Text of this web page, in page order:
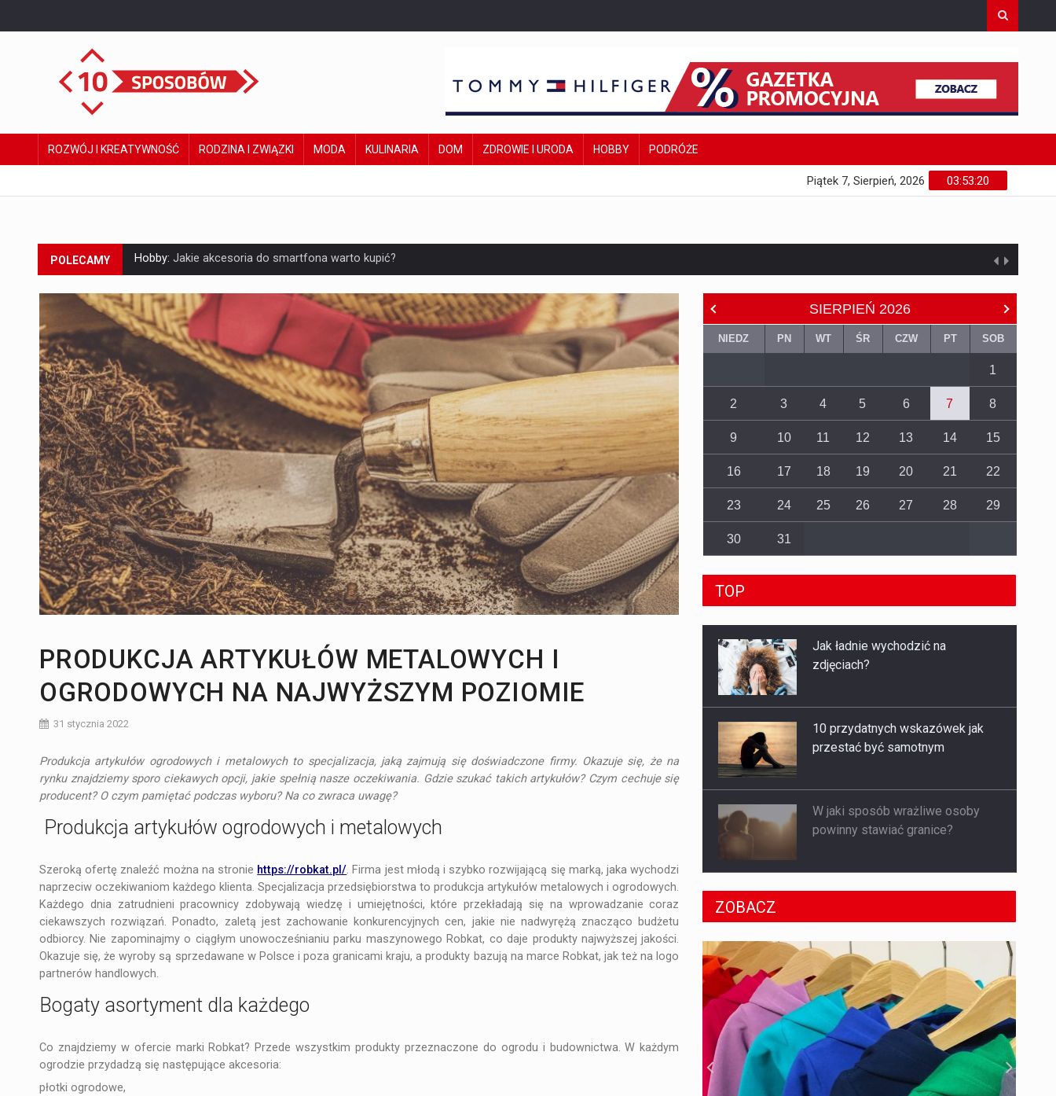
ROZWÓJ I KREATYWNOŚĆ RODZINA I ZWIĄZKI MODA KULINARIA DOM ZDROWIE I URODA HOBBY PODRÓŻE
03:53:21
Piątek 7, Sierpień, 2026
POLECAMY Hobby: Jakie akcesoria do smartfona warto kupić?
Kulinaria:Zrób idealną kawę mrożoną w domu – zobacz jak
Rozwój i kreatywność: Jak zrobić pierwszy krok?
Dom: Temperówka potrzebna od zaraz
Zdrowie i uroda: Wiosna pełna przyjemności – dla ciała, zdrowia i ducha
PRODUKCJA ARTYKUŁÓW METALOWYCH I
OGRODOWYCH NA NAJWYŻSZYM POZIOMIE
31 stycznia 2022
Produkcja artykułów ogrodowych i metalowych to specjalizacja, jaką zajmują się doświadczone firmy. Okazuje się, że na
rynku znajdziemy sporo ciekawych opcji, jakie spełnią nasze oczekiwania. Gdzie szukać takich artykułów? Czym cechuje się
producent? O czym pamiętać podczas wyboru? Na co zwraca uwagę?
Produkcja artykułów ogrodowych i metalowych
Szeroką ofertę znaleźć można na stronie https://robkat.pl/. Firma jest młodą i szybko rozwijającą się marką, jaka wychodzi
naprzeciw oczekiwaniom każdego klienta. Specjalizacja przedsiębiorstwa to produkcja artykułów metalowych i ogrodowych.
Każdego dnia zatrudnieni pracownicy zdobywają wiedzę i umiejętności, które przekładają się na wprowadzanie coraz
ciekawszych rozwiązań. Ponadto, zaletą jest zachowanie konkurencyjnych cen, jakie nie nadwyrężą znacząco budżetu
odbiorcy. Nie zapominajmy o ciągłym unowocześnianiu parku maszynowego Robkat, co daje produkty najwyższej jakości.
Okazuje się, że wyroby są sprzedawane w Polsce i poza granicami kraju, a produkty bazują na marce Robkat, jak też na logo
partnerów handlowych.
Bogaty asortyment dla każdego
Co znajdziemy w ofercie marki Robkat? Przede wszystkim produkty przeznaczone do ogrodu i budownictwa. W każdym
ogrodzie przydadzą się następujące akcesoria:
płotki ogrodowe,
SIERPIEŃ 2026
NIEDZ PN WT ŚR CZW PT SOB
1
2 3 4 5 6 7 8
9 10 11 12 13 14 15
16 17 18 19 20 21 22
23 24 25 26 27 28 29
30 31
TOP
Jak ładnie wychodzić na
zdjęciach?
10 przydatnych wskazówek jak
przestać być samotnym
W jaki sposób wrażliwe osoby
powinny stawiać granice?
ZOBACZ